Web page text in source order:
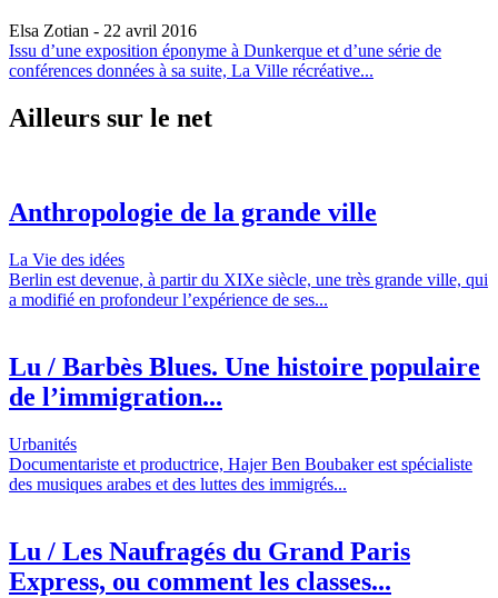
Elsa Zotian - 22 avril 2016
Issu d’une exposition éponyme à Dunkerque et d’une série de
conférences données à sa suite, La Ville récréative...
Ailleurs sur le net
Anthropologie de la grande ville
La Vie des idées
Berlin est devenue, à partir du XIXe siècle, une très grande ville, qui
a modifié en profondeur l’expérience de ses...
Lu / Barbès Blues. Une histoire populaire
de l’immigration...
Urbanités
Documentariste et productrice, Hajer Ben Boubaker est spécialiste
des musiques arabes et des luttes des immigrés...
Lu / Les Naufragés du Grand Paris
Express, ou comment les classes...